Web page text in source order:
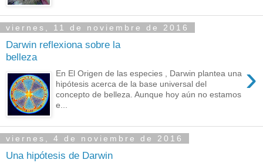
viernes, 11 de noviembre de 2016
Darwin reflexiona sobre la
belleza
›
En El Origen de las especies , Darwin plantea una
hipótesis acerca de la base universal del
concepto de belleza. Aunque hoy aún no estamos
e...
viernes, 4 de noviembre de 2016
Una hipótesis de Darwin